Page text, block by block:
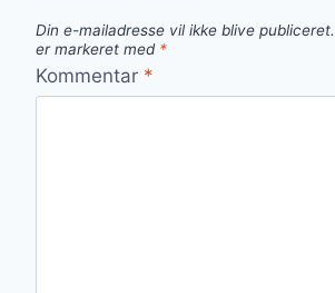
Din e-mailadresse vil ikke blive publiceret.
er markeret med *
Kommentar *